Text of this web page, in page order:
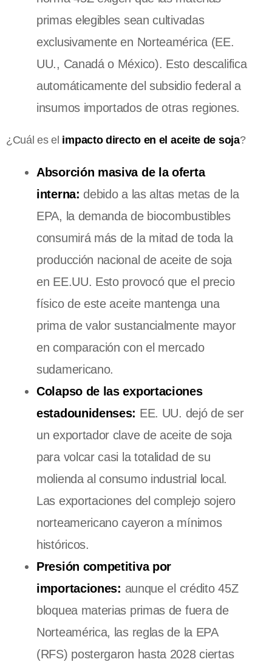
primas elegibles sean cultivadas
exclusivamente en Norteamérica (EE.
UU., Canadá o México). Esto descalifica
automáticamente del subsidio federal a
insumos importados de otras regiones.
¿Cuál es el impacto directo en el aceite de soja?
Absorción masiva de la oferta
interna: debido a las altas metas de la
EPA, la demanda de biocombustibles
consumirá más de la mitad de toda la
producción nacional de aceite de soja
en EE.UU. Esto provocó que el precio
físico de este aceite mantenga una
prima de valor sustancialmente mayor
en comparación con el mercado
sudamericano.
Colapso de las exportaciones
estadounidenses: EE. UU. dejó de ser
un exportador clave de aceite de soja
para volcar casi la totalidad de su
molienda al consumo industrial local.
Las exportaciones del complejo sojero
norteamericano cayeron a mínimos
históricos.
Presión competitiva por
importaciones: aunque el crédito 45Z
bloquea materias primas de fuera de
Norteamérica, las reglas de la EPA
(RFS) postergaron hasta 2028 ciertas